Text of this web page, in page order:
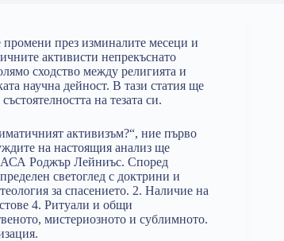
промени през изминалите месеци и
активисти непрекъснато
сходство между религията и
научна дейност. В тази статия ще
на тезата си.
активизъм?“, ние първо
на настоящия анализ ще
Роджър Лейниъс. Според
светоглед с доктрини и
за спасението. 2. Наличие на
4. Ритуали и общи
мистериозното и сублимното.